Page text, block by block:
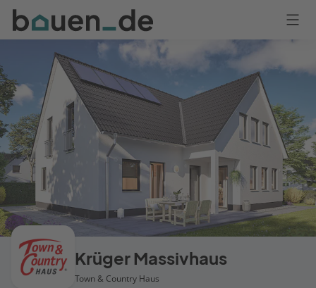
Bauen
Logo
Anmelden
Krüger Massivhaus
Town & Country Haus